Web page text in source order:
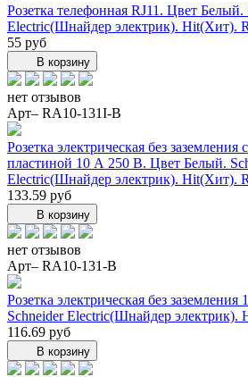
Розетка телефонная RJ11. Цвет Белый.
Electric(Шнайдер электрик). Hit(Хит).
55 руб
В корзину
нет отзывов
Арт– RA10-131I-B
Розетка электрическая без заземления
пластиной 10 А 250 В. Цвет Белый.
Electric(Шнайдер электрик). Hit(Хит).
133.59 руб
В корзину
нет отзывов
Арт– RA10-131-B
Розетка электрическая без
Schneider Electric(Шнайдер
116.69 руб
В корзину